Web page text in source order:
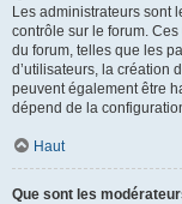
Les administrateurs sont
contrôle sur le forum.
du forum, telles que les
d’utilisateurs, la création
peuvent également être
dépend de la
Haut
Que sont les